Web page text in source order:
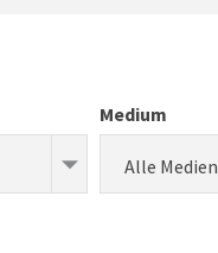
Medium
Alle Medien